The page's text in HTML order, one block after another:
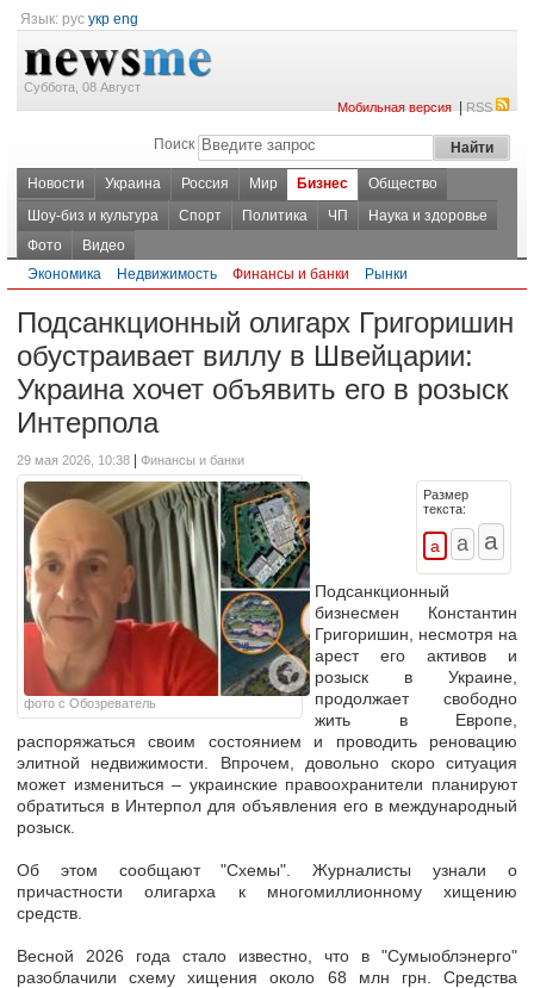
Язык: рус укр eng
Суббота, 08 Август
Мобильная версия|RSS
Поиск
Новости Украина Россия Мир Бизнес
Общество
Шоу-биз и культура
Спорт Политика ЧП
Наука и здоровье
Фото
Видео
Экономика
Недвижимость Финансы и банки Рынки
Подсанкционный олигарх Григоришин
обустраивает виллу в Швейцарии:
Украина хочет объявить его в розыск
Интерпола
29 мая 2026, 10:38 Финансы и банки
фото с Обозреватель
Размер
текста:
Подсанкционный
бизнесмен Константин
Григоришин, несмотря на
арест его активов и
розыск в Украине,
продолжает свободно
жить в Европе,
распоряжаться своим состоянием и проводить реновацию
элитной недвижимости . Впрочем, довольно скоро ситуация
может измениться – украинские правоохранители планируют
обратиться в Интерпол для объявления его в международный
розыск
Об этом сообщают "Схемы". Журналисты узнали о
причастности олигарха к многомиллионному хищению
средств.
Весной 2026 года стало известно, что в "Сумыоблэнерго"
разоблачили схему хищения около 68 млн грн. Средства